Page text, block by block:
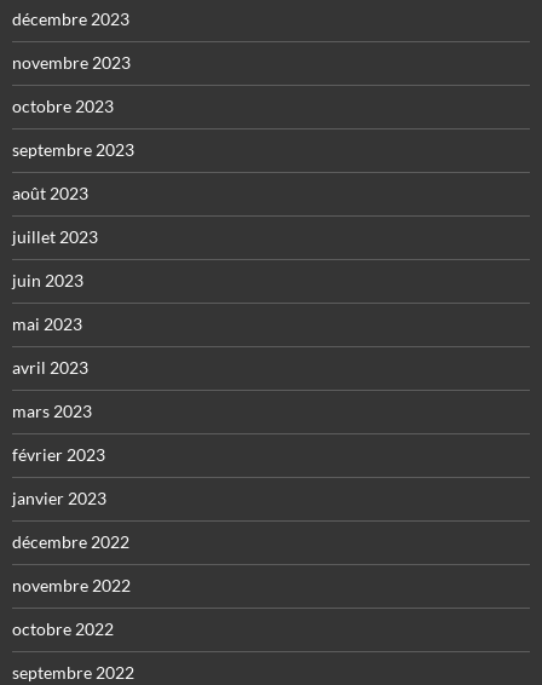
décembre 2023
novembre 2023
octobre 2023
septembre 2023
août 2023
juillet 2023
juin 2023
mai 2023
avril 2023
mars 2023
février 2023
janvier 2023
décembre 2022
novembre 2022
octobre 2022
septembre 2022